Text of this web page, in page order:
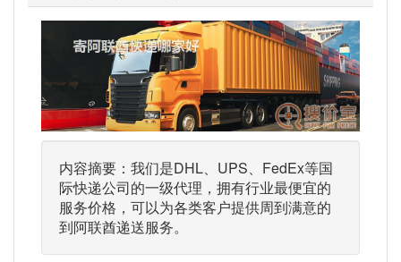
内容摘要：我们是DHL、UPS、FedEx等国
际快递公司的一级代理，拥有行业最便宜的
服务价格，可以为各类客户提供周到满意的
到阿联酋递送服务。